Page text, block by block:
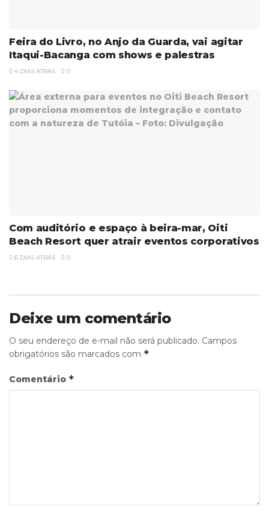
Feira do Livro, no Anjo da Guarda, vai agitar
Itaqui-Bacanga com shows e palestras
4 DIAS ATRÁS 0
Com auditório e espaço à beira-mar, Oiti
Beach Resort quer atrair eventos corporativos
6 DIAS ATRÁS 0
Deixe um comentário
O seu endereço de e-mail não será publicado. Campos
obrigatórios são marcados com *
Comentário *